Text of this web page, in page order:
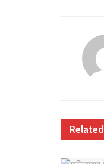
Related